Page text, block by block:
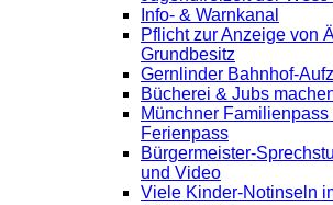
Info- & Warnkanal
Pflicht zur Anzeige von
Grundbesitz
Gernlinder Bahnhof-
Bücherei & Jubs
Münchner
Ferienpass
Bürgermeister-
und Video
Viele Kinder-Notinseln